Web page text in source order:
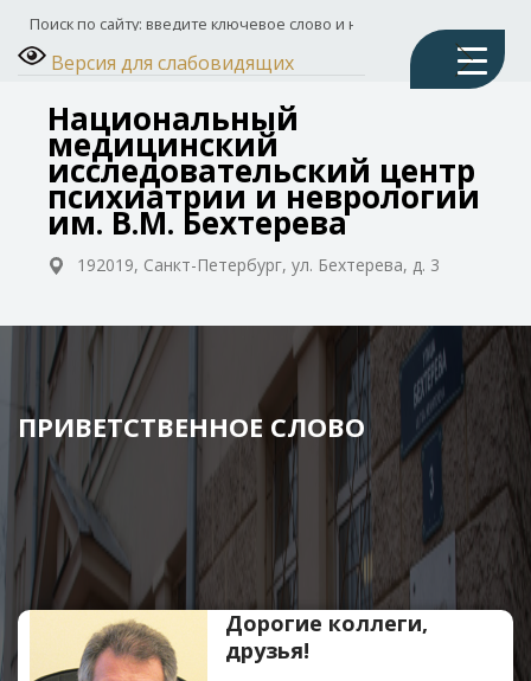
Версия для слабовидящих
Национальный
медицинский
исследовательский центр
психиатрии и неврологии
им. В.М. Бехтерева
192019, Санкт-Петербург, ул. Бехтерева, д. 3
ПРИВЕТСТВЕННОЕ СЛОВО
Дорогие коллеги,
друзья!